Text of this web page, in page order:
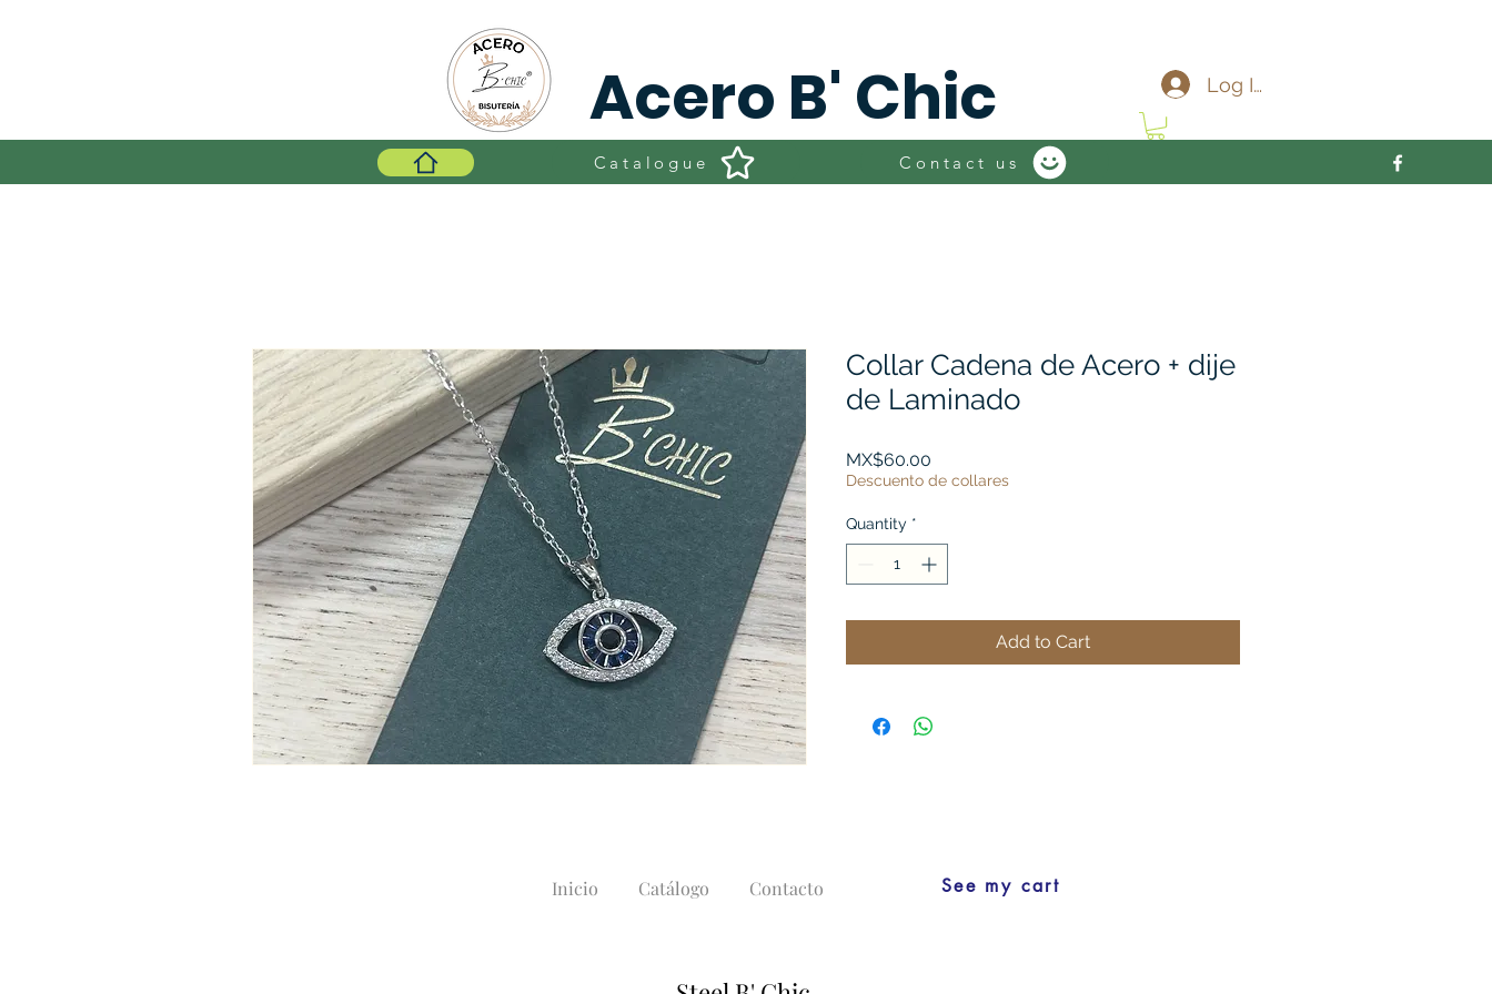
Acero B' Chic
Catalogue Contact us
Log In
Collar Cadena de Acero + dije
de Laminado
MX$60.00
Descuento de collares
Quantity *
Add to Cart
See my cart
Inicio Catálogo Contacto